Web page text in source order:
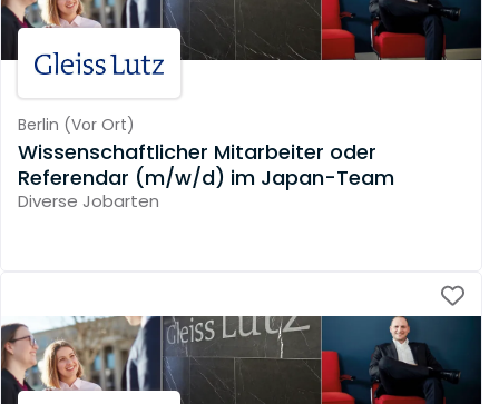
Berlin (Vor Ort)
Wissenschaftlicher Mitarbeiter oder
Referendar (m/w/d) im Japan-Team
Diverse Jobarten